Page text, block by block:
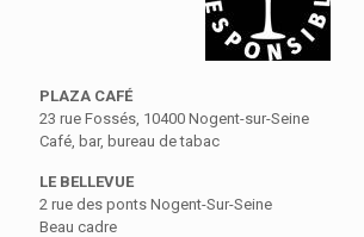
PLAZA CAFÉ
23 rue Fossés, 10400 Nogent-sur-Seine
Café, bar, bureau de tabac
LE BELLEVUE
2 rue des ponts Nogent-Sur-Seine
Beau cadre